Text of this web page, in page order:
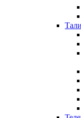
Тали